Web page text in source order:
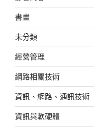
書畫
未分類
經營管理
網路相關技術
資訊、網路、通訊技術
資訊與軟硬體